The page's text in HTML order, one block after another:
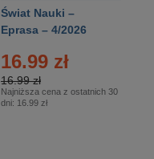
Świat Nauki –
Eprasa – 4/2026
16.99 zł
16.99 zł
Najniższa cena z ostatnich 30
dni: 16.99 zł